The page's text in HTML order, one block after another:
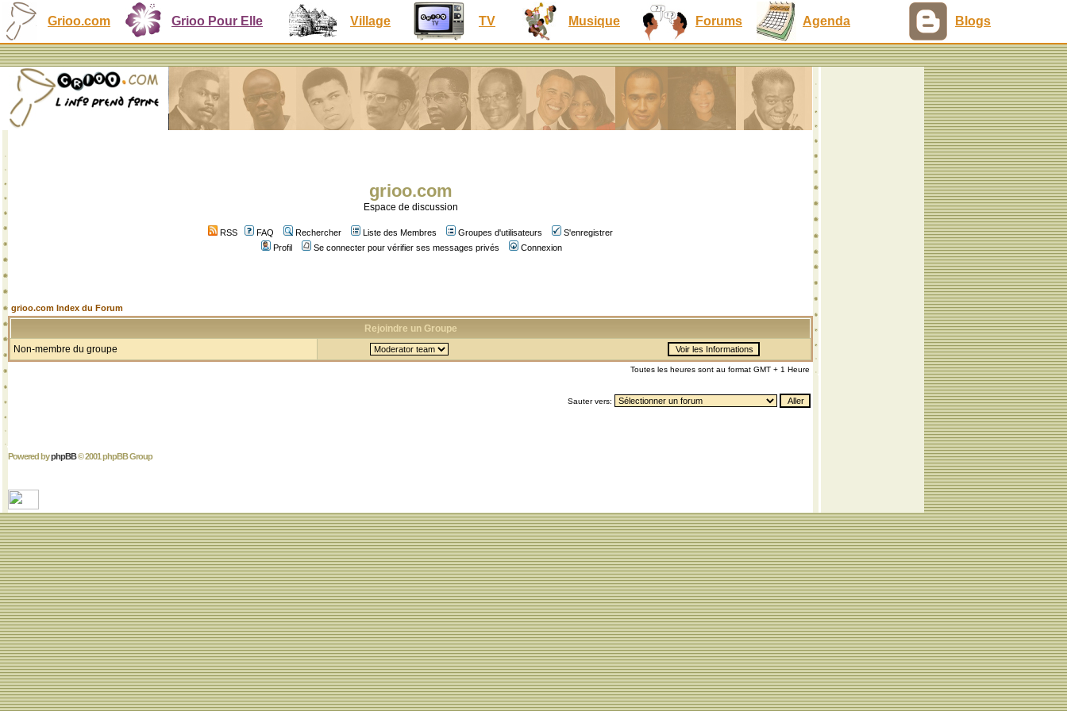
Grioo.com Grioo Pour Elle Village TV Musique Forums Agenda Blogs
grioo.com
Espace de discussion
RSS FAQ Rechercher Liste des Membres Groupes d'utilisateurs
S'enregistrer
Profil
Se connecter pour vérifier ses messages privés Connexion
grioo.com Index du Forum
Rejoindre un Groupe
Non-membre du groupe
Toutes les heures sont au format GMT + 1 Heure
Sauter vers:
Powered byphpBB© 2001 phpBB Group